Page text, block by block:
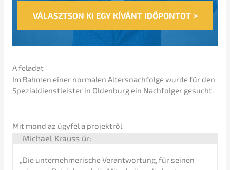
VÁLASZTSON KI EGY KÍVÁNT IDŐPONTOT>
A feladat
Im Rahmen einer norma­len Alters­nach­fol­ge wurde für den
Spezi­al­dienst­leis­ter in Olden­burg ein Nachfol­ger gesucht.
Mit mond az ügyfél a projektről
Micha­el Krauss úr:
„Die unter­neh­me­ri­sche Verant­wor­tung, für seinen